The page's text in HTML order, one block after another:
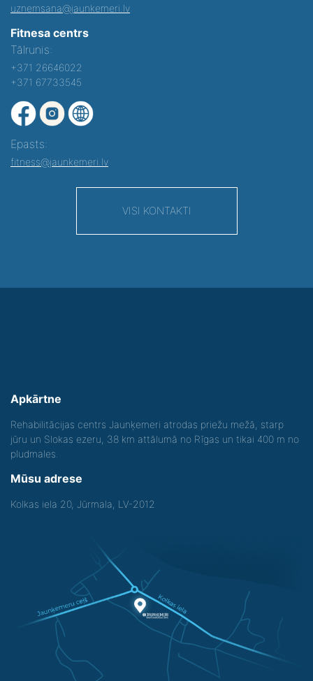
uznemsana@jaunkemeri.lv
Fitnesa centrs
Tālrunis:
+371 26646022
+371 67733545
Epasts:
fitness@jaunkemeri.lv
VISI KONTAKTI
Apkārtne
Rehabilitācijas centrs Jaunķemeri atrodas priežu mežā, starp
jūru un Slokas ezeru, 38 km attālumā no Rīgas un tikai 400 m no
pludmales.
Mūsu adrese
Kolkas iela 20, Jūrmala, LV-2012